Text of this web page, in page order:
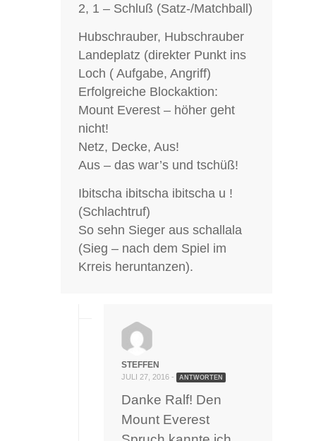
2, 1 – Schluß (Satz-/Matchball)
Hubschrauber, Hubschrauber
Landeplatz (direkter Punkt ins
Loch ( Aufgabe, Angriff)
Erfolgreiche Blockaktion:
Mount Everest – höher geht
nicht!
Netz, Decke, Aus!
Aus – das war’s und tschüß!
Ibitscha ibitscha ibitscha u !
(Schlachtruf)
So sehn Sieger aus schallala
(Sieg – nach dem Spiel im
Krreis heruntanzen).
STEFFEN
JULI 27, 2016 - ANTWORTEN
Danke Ralf! Den
Mount Everest